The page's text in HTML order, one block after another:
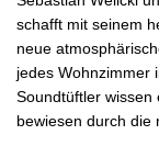
schafft mit seinem
neue
jedes Wohnzimmer
Soundtüftler wissen
bewiesen durch die